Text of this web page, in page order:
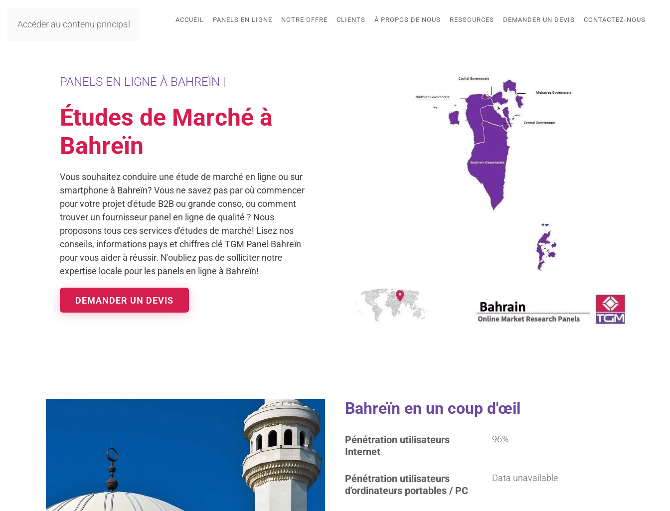
Accéder au contenu principal ACCUEIL PANELS EN LIGNE NOTRE OFFRE CLIENTS À PROPOS DE NOUS RESSOURCES DEMANDER UN DEVIS CONTACTEZ-NOUS
PANELS EN LIGNE À BAHREÏN |
Études de Marché à
Bahreïn
Vous souhaitez conduire une étude de marché en ligne ou sur
smartphone à Bahreïn? Vous ne savez pas par où commencer
pour votre projet d'étude B2B ou grande conso, ou comment
trouver un fournisseur panel en ligne de qualité ? Nous
proposons tous ces services d'études de marché! Lisez nos
conseils, informations pays et chiffres clé TGM Panel Bahreïn
pour vous aider à réussir. N'oubliez pas de solliciter notre
expertise locale pour les panels en ligne à Bahreïn!
DEMANDER UN DEVIS
Bahreïn en un coup d'œil
Pénétration utilisateurs
Internet
96%
Pénétration utilisateurs
d'ordinateurs portables / PC
Data unavailable